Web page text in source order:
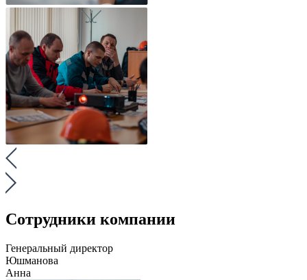
Сотрудники компании
Генеральный директор
Юшманова
Анна